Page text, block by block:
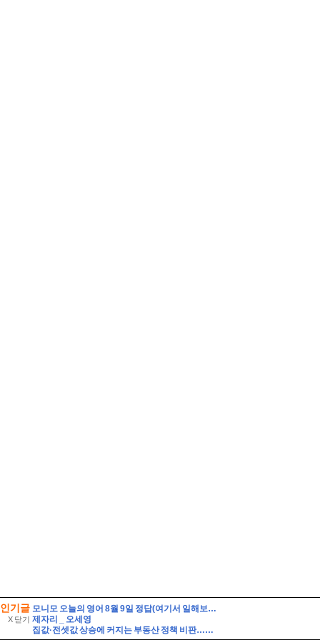
인기글
X 닫기
모니모 오늘의 영어 8월 9일 정답(여기서 일해보는 게 제 꿈이에요. 여기서 일하고 싶었어요. 승진하기를 바랍니다)
제자리 _ 오세영
집값·전셋값 상승에 커지는 부동산 정책 비판…정부 ‘공급 카드’ 통할까